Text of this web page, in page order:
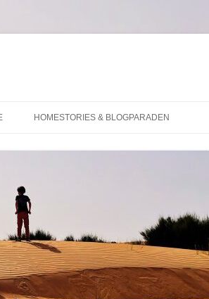
HOMESTORIES & BLOGPARADEN